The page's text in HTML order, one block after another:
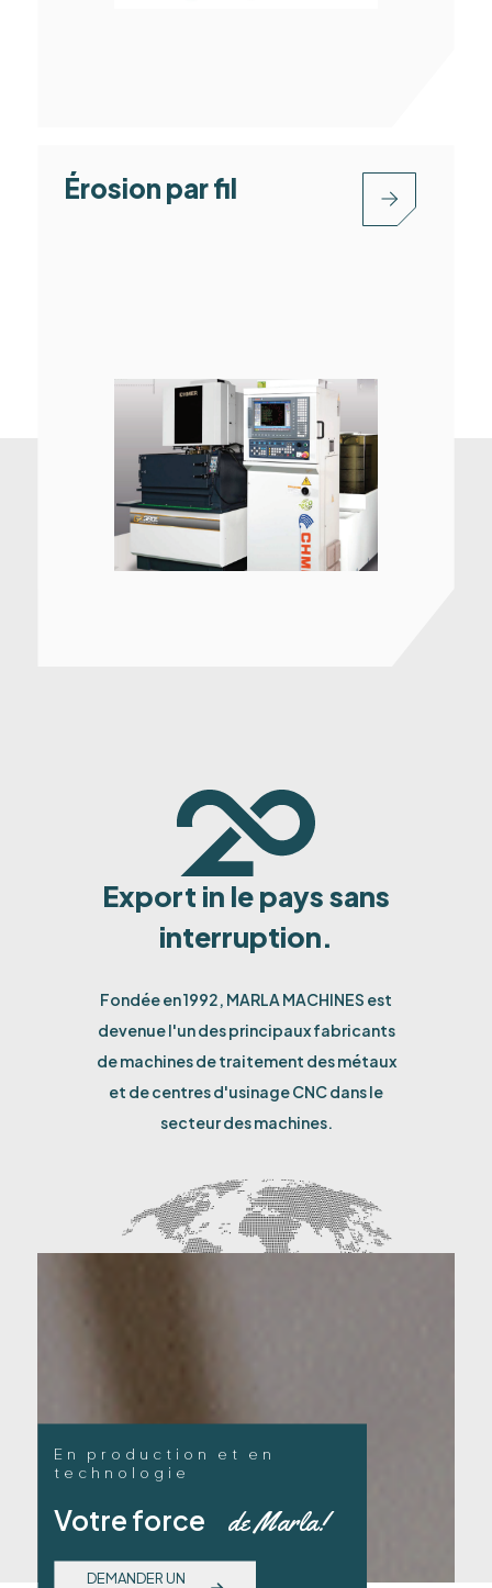
Érosion par fil
Export in le pays sans
interruption.
Fondée en 1992, MARLA MACHINES est
devenue l'un des principaux fabricants
de machines de traitement des métaux
et de centres d'usinage CNC dans le
secteur des machines.
En production et en
technologie
Votre force de Marla!
DEMANDER UN